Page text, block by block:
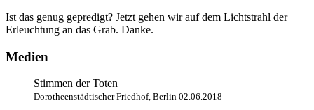
Ist das genug gepredigt? Jetzt gehen wir auf dem Lichtstrahl der
Erleuchtung an das Grab. Danke.
Medien
Stimmen der Toten
Dorotheenstädtischer Friedhof, Berlin 02.06.2018